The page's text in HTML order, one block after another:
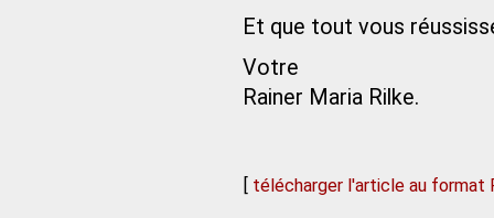
Et que tout vous
Votre
Rainer Maria Rilke.
[ télécharger l'article au format